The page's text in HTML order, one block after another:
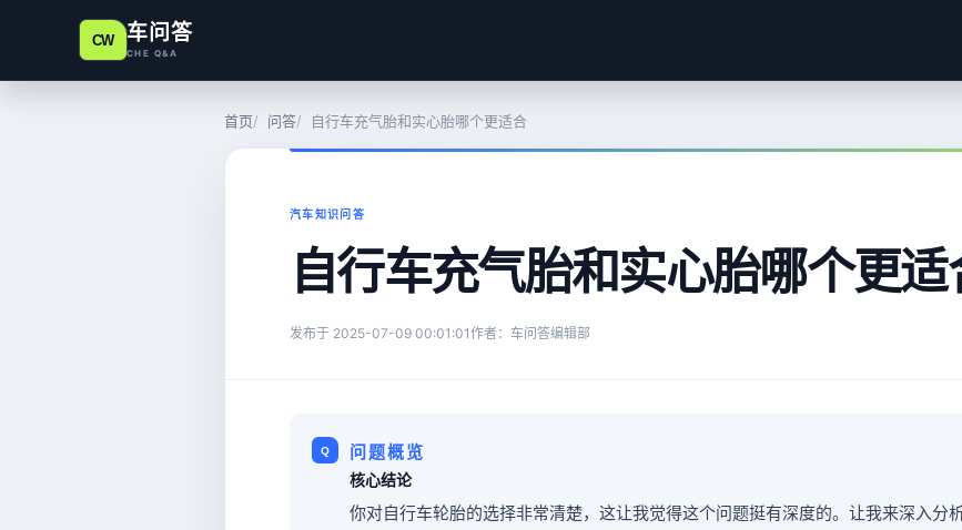
CW 车问答
CHE Q&A
首页 问答 自行车充气胎和实心胎哪个更适合
汽车知识问答
自行车充气胎和实心胎哪个更适
发布于 2025-07-09 00:01:01作者：车问答编辑部
问题概览
核心结论
你对自行车轮胎的选择非常清楚，这让我觉得这个问题挺有深度的。让我来深入分